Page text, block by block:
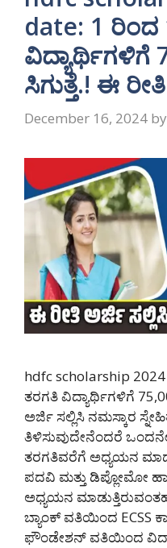
date: 1 ರಿಂದ
ವಿದ್ಯಾರ್ಥಿಗಳಿಗೆ
ಸಿಗುತ್ತೆ.! ಈ
December 16, 2024 by
hdfc scholarship
ತರಗತಿ ವಿದ್ಯಾರ್ಥಿಗಳಿಗೆ
ಅರ್ಜಿ ಸಲ್ಲಿಸಿ ನಮಸ್ಕಾರ
ತಿಳಿಸುವುದೇನೆಂದರೆ
ತರಗತಿವರೆಗೆ ಅಧ್ಯಯನ
ಪದವಿ ಮತ್ತು ಡಿಪ್ಲೋಮೋ
ಅಧ್ಯಯನ
ಬ್ಯಾಂಕ್ ವತಿಯಿಂದ ECSS
ಫೌಂಡೇಶನ್ ವತಿಯಿಂದ